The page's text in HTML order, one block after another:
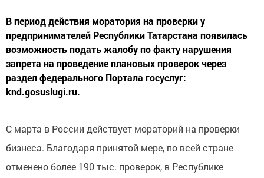
В период действия моратория на проверки у
предпринимателей Республики Татарстана появилась
возможность подать жалобу по факту нарушения
запрета на проведение плановых проверок через
раздел федерального Портала госуслуг:
knd.gosuslugi.ru.
С марта в России действует мораторий на проверки
бизнеса. Благодаря принятой мере, по всей стране
отменено более 190 тыс. проверок, в Республике